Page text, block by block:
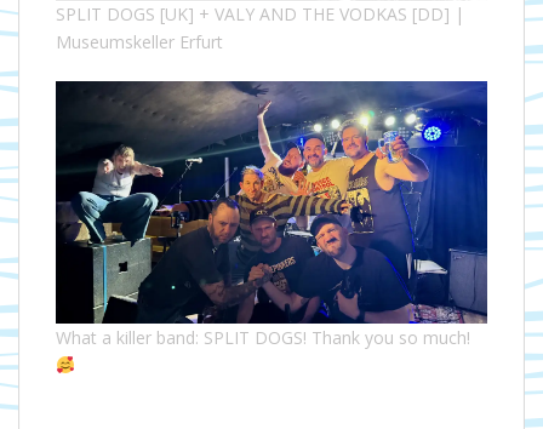
SPLIT DOGS [UK] + VALY AND THE VODKAS [DD] |
Museumskeller Erfurt
What a killer band: SPLIT DOGS! Thank you so much!